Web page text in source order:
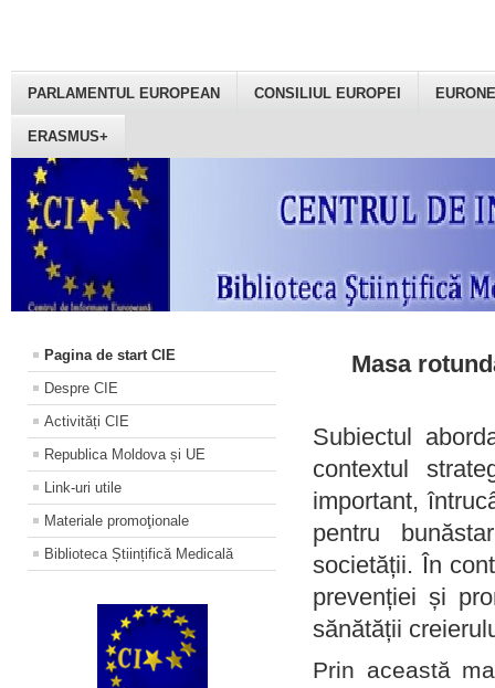
PARLAMENTUL EUROPEAN CONSILIUL EUROPEI
ERASMUS+
Pagina de start CIE
Despre CIE
Activități CIE
Republica Moldova și UE
Link-uri utile
Materiale promoţionale
Biblioteca Științifică Medicală
Masa
Subiectul
contextul
important,
pentru
societății. În
prevenției și
sănătății
Prin această